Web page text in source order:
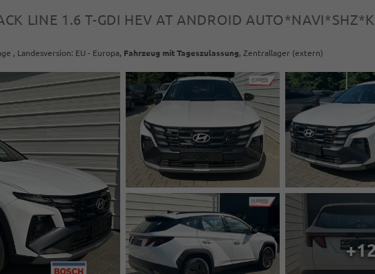
LINE 1.6 T-GDI HEV AT ANDROID
, Landesversion: EU - Europa, Fahrzeug mit Tageszulassung, Zentrallager (extern)